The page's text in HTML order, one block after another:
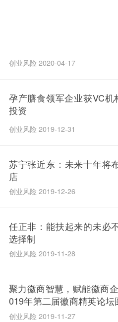
创业风险 2020-04-17
孕产膳食领军企业获VC机
投资
创业风险 2019-12-31
苏宁张近东：未来十年将
店
创业风险 2019-12-26
任正非：能扶起来的未必
选择制
创业风险 2019-11-28
聚力徽商智慧，赋能徽商
019年第二届徽商精英论坛
幕！
创业风险 2019-11-27